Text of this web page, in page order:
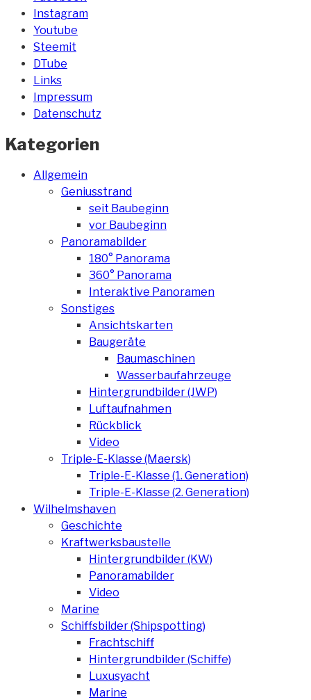
Instagram
Youtube
Steemit
DTube
Links
Impressum
Datenschutz
Kategorien
Allgemein
Geniusstrand
seit Baubeginn
vor Baubeginn
Panoramabilder
180° Panorama
360° Panorama
Interaktive Panoramen
Sonstiges
Ansichtskarten
Baugeräte
Baumaschinen
Wasserbaufahrzeuge
Hintergrundbilder (JWP)
Luftaufnahmen
Rückblick
Video
Triple-E-Klasse (Maersk)
Triple-E-Klasse (1. Generation)
Triple-E-Klasse (2. Generation)
Wilhelmshaven
Geschichte
Kraftwerksbaustelle
Hintergrundbilder (KW)
Panoramabilder
Video
Marine
Schiffsbilder (Shipspotting)
Frachtschiff
Hintergrundbilder (Schiffe)
Luxusyacht
Marine